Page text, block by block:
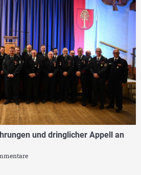
und dringlicher Appell an